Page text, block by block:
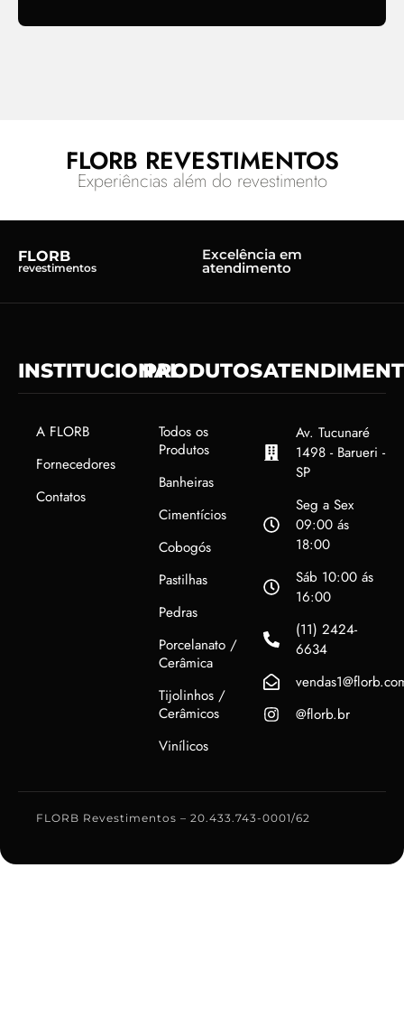
FLORB REVESTIMENTOS
Experiências além do revestimento
FLORB
revestimentos
Excelência em
atendimento
INSTITUCIONAL
A FLORB
Fornecedores
Contatos
PRODUTOS
Todos os
Produtos
Banheiras
Cimentícios
Cobogós
Pastilhas
Pedras
Porcelanato /
Cerâmica
Tijolinhos /
Cerâmicos
Vinílicos
Av. Tucunaré
1498 - Barueri -
SP
Seg a Sex
09:00 ás
18:00
Sáb 10:00 ás
16:00
(11) 2424-
6634
@florb.br
FLORB Revestimentos – 20.433.743-0001/62